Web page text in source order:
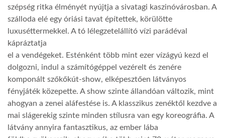
szépség ritka élményét nyújtja a sivatagi kaszinóvárosban. A
szálloda elé egy óriási tavat építettek, körülötte
luxuséttermekkel. A tó lélegzetelállító vízi parádéval
kápráztatja
el a vendégeket. Esténként több mint ezer vízágyú kezd el
dolgozni, indul a számítógéppel vezérelt és zenére
komponált szőkőkút-show, elképesztően látványos
fényjáték közepette. A show szinte állandóan változik, mint
ahogyan a zenei aláfestése is. A klasszikus zenéktől kezdve a
mai slágerekig szinte minden stílusra van egy koreográfia. A
látvány annyira fantasztikus, az ember lába